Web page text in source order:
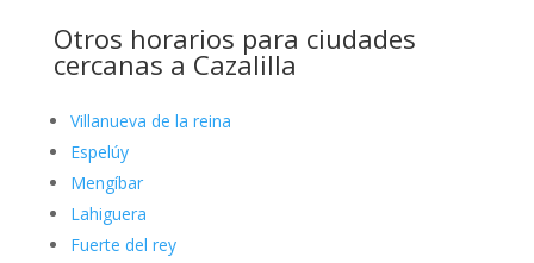
Otros horarios para ciudades
cercanas a Cazalilla
Villanueva de la reina
Espelúy
Mengíbar
Lahiguera
Fuerte del rey